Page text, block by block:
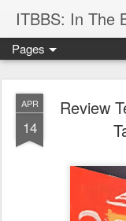
ITBBS: In The
Pages
APR
14
Review